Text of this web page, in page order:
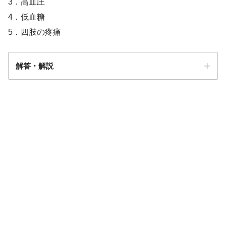
3．高血圧
4．低血糖
5．四肢の疼痛
解答・解説